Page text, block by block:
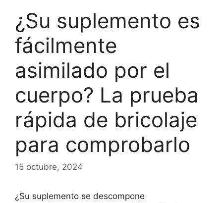
¿Su suplemento es
fácilmente
asimilado por el
cuerpo? La prueba
rápida de bricolaje
para comprobarlo
15 octubre, 2024
¿Su suplemento se descompone